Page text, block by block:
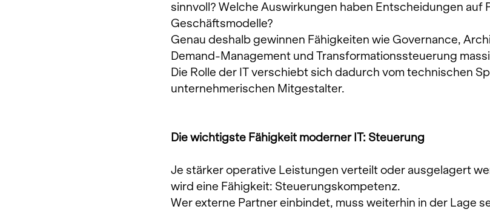
sinnvoll? Welche Auswirkungen haben Entscheidungen auf
Geschäftsmodelle?
Genau deshalb gewinnen Fähigkeiten wie Governance,
Demand-Management und Transformationssteuerung
Die Rolle der IT verschiebt sich dadurch vom technischen
unternehmerischen Mitgestalter.
Die wichtigste Fähigkeit moderner IT: Steuerung
Je stärker operative Leistungen verteilt oder ausgelagert
wird eine Fähigkeit: Steuerungskompetenz.
Wer externe Partner einbindet, muss weiterhin in der Lage